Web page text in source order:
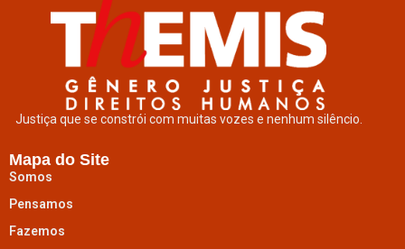
Justiça que se constrói com muitas vozes e nenhum silêncio.
Mapa do Site
Somos
Pensamos
Fazemos